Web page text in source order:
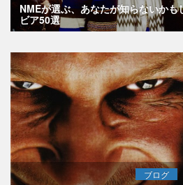
NMEが選ぶ、あなたが知らないかも
ビア50選
ブログ